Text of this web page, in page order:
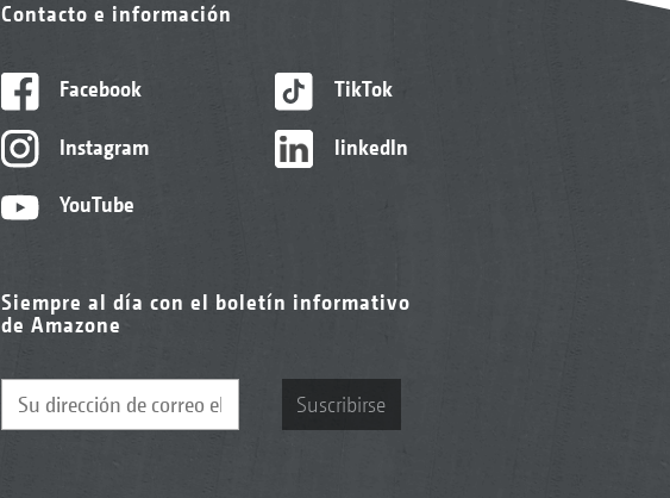
Contacto e información
Facebook
Instagram
YouTube
TikTok
linkedIn
Siempre al día con el boletín informativo
de Amazone
Suscribirse